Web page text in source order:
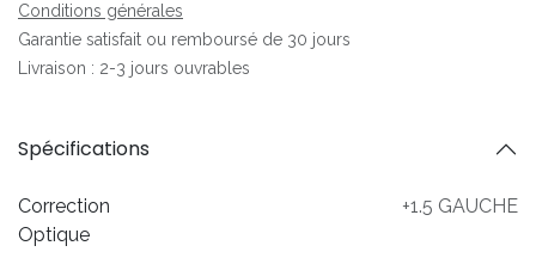
Conditions générales
Garantie satisfait ou remboursé de 30 jours
Livraison : 2-3 jours ouvrables
Spécifications
Correction
Optique
+1.5 GAUCHE